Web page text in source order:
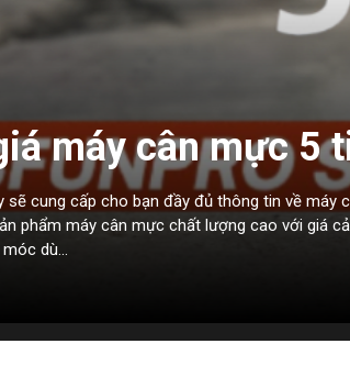
máy cân mực 5
SF6605
sẽ cung cấp cho bạn đầy đủ thông tin về máy
phẩm máy cân mực chất lượng cao với giá
dù...